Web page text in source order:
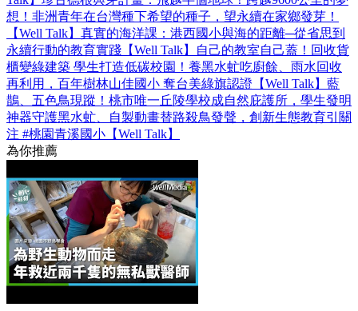
想！非洲青年在台灣種下希望的種子，望永續在家鄉發芽！
【Well Talk】 真實的海洋課：港西國小與海的距離─從省思到
永續行動的教育實踐【Well Talk】
自己的教室自己蓋！回收貨
櫃變綠建築 學生打造低碳校園！養黑水虻吃廚餘、雨水回收
再利用，百年樹林山佳國小 奪台美綠旗認證【Well Talk】 藍
鵲、五色鳥現蹤！桃市唯一丘陵學校成自然庇護所，學生發明
神器守護黑水虻、自製動畫替路殺鳥發聲，創新生態教育引關
注 #桃園青溪國小【Well Talk】
為你推薦